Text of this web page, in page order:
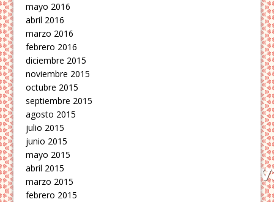
mayo 2016
abril 2016
marzo 2016
febrero 2016
diciembre 2015
noviembre 2015
octubre 2015
septiembre 2015
agosto 2015
julio 2015
junio 2015
mayo 2015
abril 2015
marzo 2015
febrero 2015